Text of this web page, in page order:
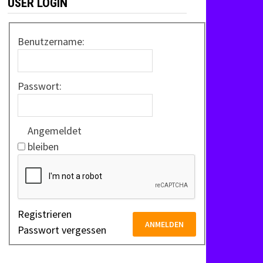
USER LOGIN
Benutzername:
Passwort:
Angemeldet
bleiben
ANMELDEN
Registrieren
Passwort vergessen